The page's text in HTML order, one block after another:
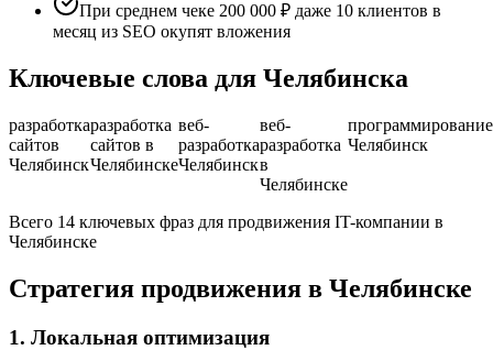
При среднем чеке 200 000 ₽ даже 10 клиентов в
месяц из SEO окупят вложения
Ключевые слова для Челябинска
разработка
сайтов
Челябинск
разработка
сайтов в
Челябинске
веб-
разработка
Челябинск
веб-
разработка
в
Челябинске
программирование
Челябинск
Всего 14 ключевых фраз для продвижения IT-компании в
Челябинске
Стратегия продвижения в Челябинске
1. Локальная оптимизация